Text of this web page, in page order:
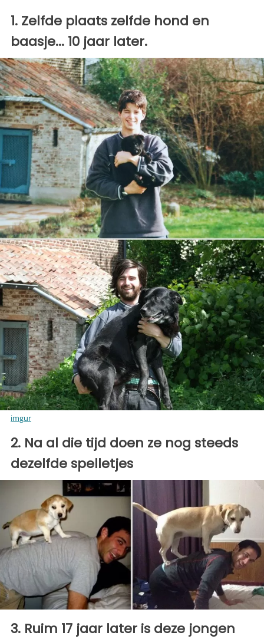
1. Zelfde plaats zelfde hond en
baasje... 10 jaar later.
imgur
2. Na al die tijd doen ze nog steeds
dezelfde spelletjes
3. Ruim 17 jaar later is deze jongen